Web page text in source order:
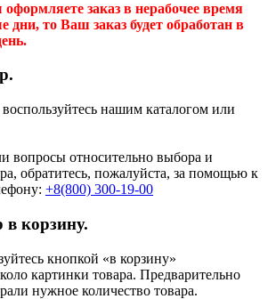
заказ в нерабочее время
дни, то Ваш заказ будет обработан в
нашим каталогом или
вопросы относительно выбора и
обратитесь, пожалуйста, за помощью к
+8(800) 300-19-00
в корзину.
кнопкой «в корзину»
картинки товара. Предварительно
нужное количество товара.